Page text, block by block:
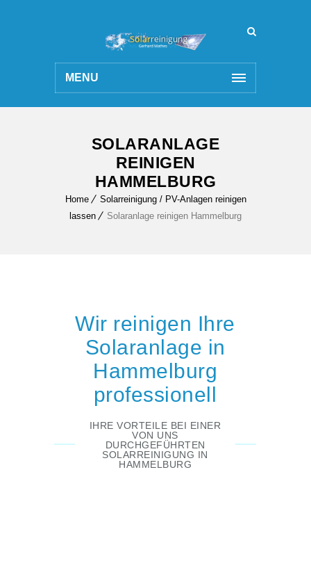
MENU
SOLARANLAGE
REINIGEN
HAMMELBURG
Home
Solarreinigung / PV-Anlagen reinigen
lassen
Solaranlage reinigen Hammelburg
Wir reinigen Ihre
Solaranlage in
Hammelburg
professionell
IHRE VORTEILE BEI EINER
VON UNS
DURCHGEFÜHRTEN
SOLARREINIGUNG IN
HAMMELBURG